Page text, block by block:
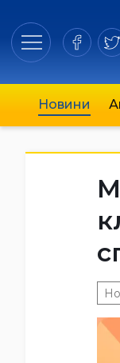
Новини